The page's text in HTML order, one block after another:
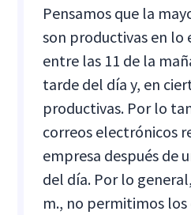
Pensamos que la
son productivas en lo
entre las 11 de la
tarde del día y, en
productivas. Por lo
correos electrónicos
empresa después de
del día. Por lo
m., no permitimos